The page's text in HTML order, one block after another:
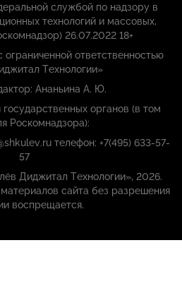
службой по надзору в
технологий и массовых,
26.07.2022 18+
ответственностью
Технологии»
Ананьина А. Ю.
органов (в том
Роскомнадзора):
телефон: +7(495) 633-57-
57
Диджитал Технологии», 2026.
сайта без разрешения
воспрещается.